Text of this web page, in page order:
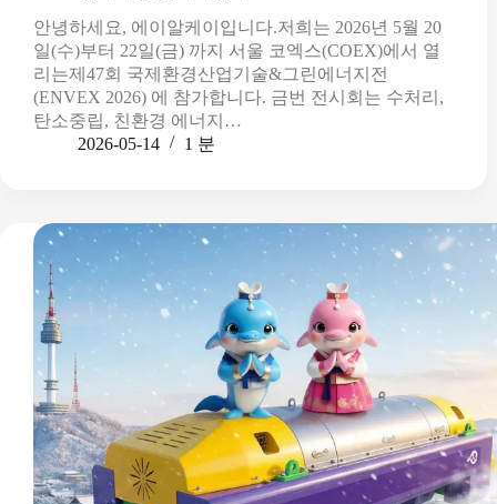
안녕하세요, 에이알케이입니다.저희는 2026년 5월 20
일(수)부터 22일(금) 까지 서울 코엑스(COEX)에서 열
리는제47회 국제환경산업기술&그린에너지전
(ENVEX 2026) 에 참가합니다. 금번 전시회는 수처리,
탄소중립, 친환경 에너지…
2026-05-14
1 분